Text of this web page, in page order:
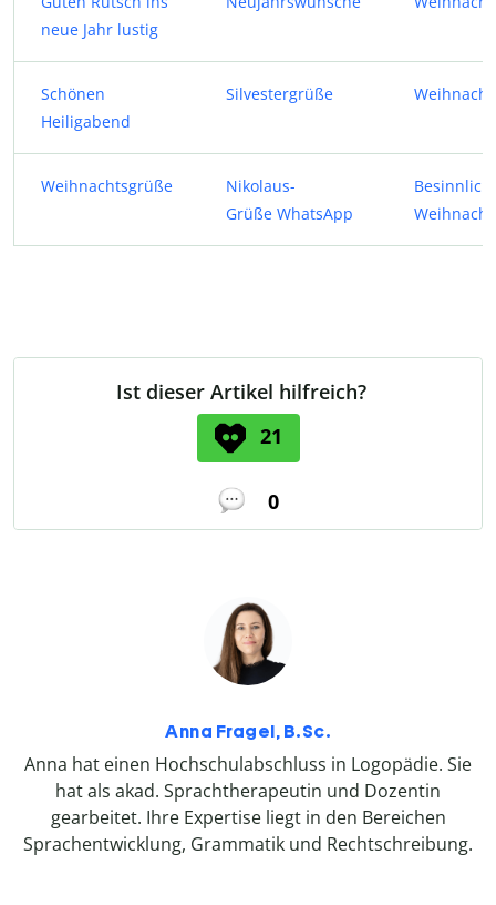
neue Jahr lustig
Schönen
Heiligabend
Silvestergrüße
Weihnachtsgrüße
Nikolaus-
Grüße WhatsApp
Ist dieser Artikel hilfreich?
21
0
Anna Fragel, B.Sc.
Anna hat einen Hochschulabschluss in Logopädie. Sie
hat als akad. Sprachtherapeutin und Dozentin
gearbeitet. Ihre Expertise liegt in den Bereichen
Sprachentwicklung, Grammatik und Rechtschreibung.